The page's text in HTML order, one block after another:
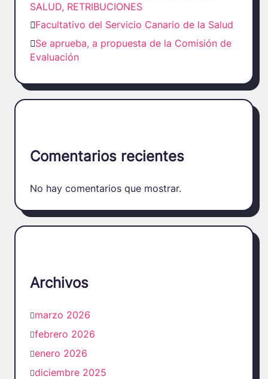
SALUD, RETRIBUCIONES
Facultativo del Servicio Canario de la Salud
Se aprueba, a propuesta de la Comisión de
Evaluación
Comentarios recientes
No hay comentarios que mostrar.
Archivos
marzo 2026
febrero 2026
enero 2026
diciembre 2025